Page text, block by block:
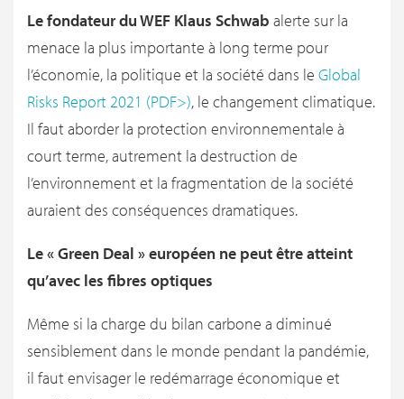
Le fondateur du WEF Klaus Schwab alerte sur la
menace la plus importante à long terme pour
l’économie, la politique et la société dans le Global
Risks Report 2021 (PDF>), le changement climatique.
Il faut aborder la protection environnementale à
court terme, autrement la destruction de
l’environnement et la fragmentation de la société
auraient des conséquences dramatiques.
Le « Green Deal » européen ne peut être atteint
qu’avec les fibres optiques
Même si la charge du bilan carbone a diminué
sensiblement dans le monde pendant la pandémie,
il faut envisager le redémarrage économique et